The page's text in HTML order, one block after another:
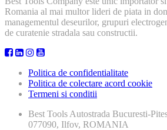
Romania al mai multor lideri de piata in
managementul deseurilor, grupuri
de curatenie stradala sau constructii.
Politica de confidentialitate
Politica de colectare acord cookie
Termeni si conditii
Best Tools Autostrada Bucuresti-
077090, Ilfov, ROMANIA